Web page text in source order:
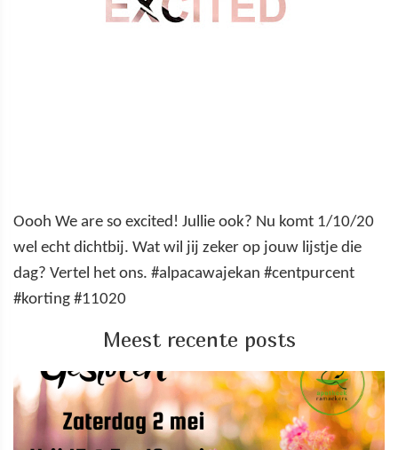
Oooh We are so excited! Jullie ook? Nu komt 1/10/20
wel echt dichtbij. Wat wil jij zeker op jouw lijstje die
dag? Vertel het ons. #alpacawajekan #centpurcent
#korting #11020
Meest recente posts